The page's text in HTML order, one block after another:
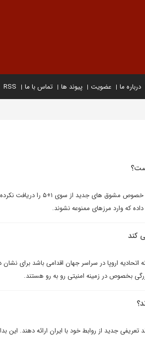
درباره ما عضویت پیوند ها تماس با ما RSS
با وجود اينکه ايران هنوز نامه رسمى
که وارد مرزهاى ممنوعه نشوند.
کند
بازگشایی 160 سفارتخانه اتحادیه اروپا در سراسر جهان اقدامی
بخصوص در زمینه امنیتی رو به رو هستند.
جدید از روابط خود با ایران ارائه دهند. این